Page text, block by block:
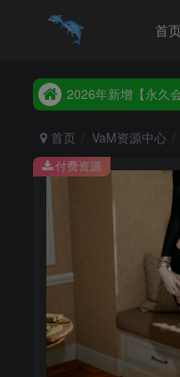
首页
2026年新增【永久
2026年新增【永久
首页 VaM资源中心
付费资源